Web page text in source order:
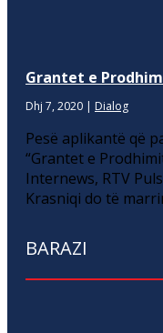
Grantet e
Dhj 7, 2020 | Dialog
Pesë aplikantë që
“Grantet e
Internews, RTV
Krasniqi do të
BARAZI